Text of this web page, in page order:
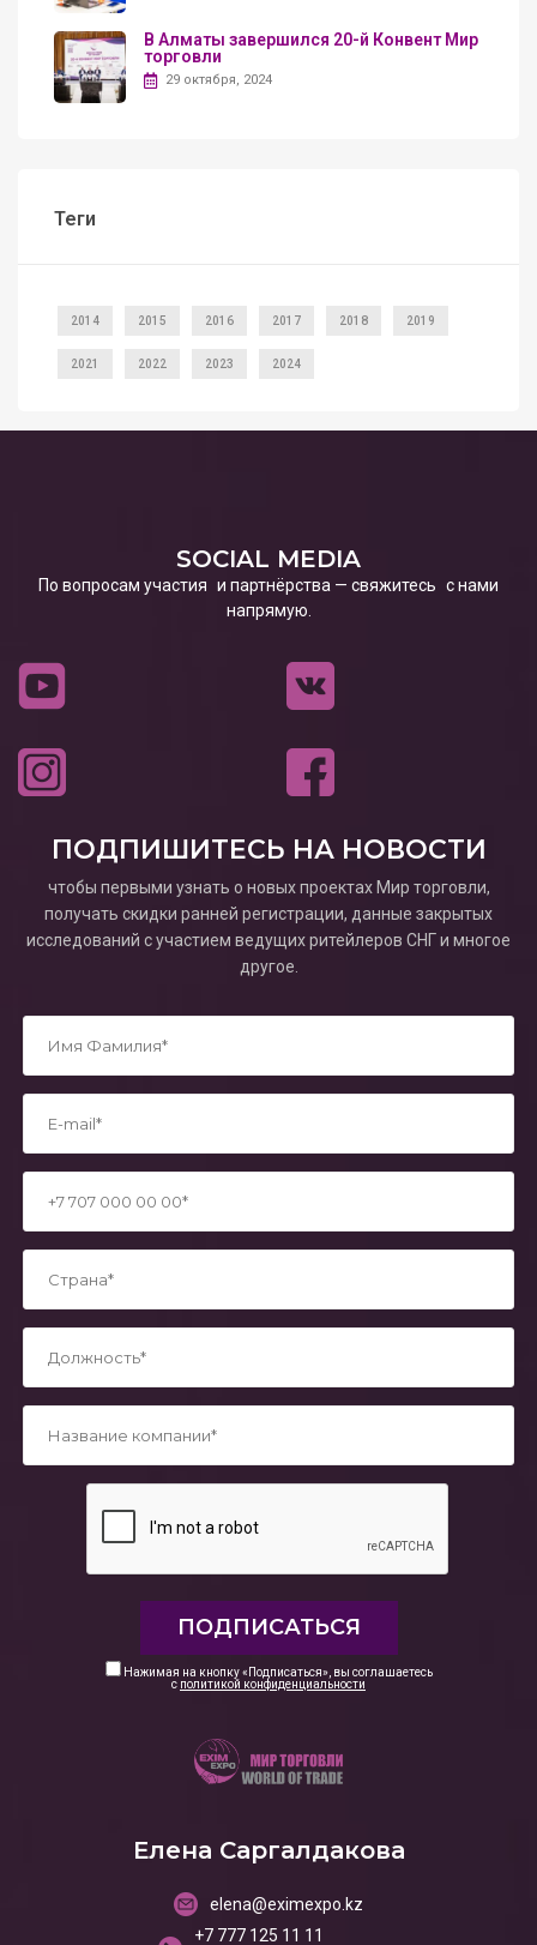
В Алматы завершился 20-й Конвент Мир
торговли
29 октября, 2024
Теги
2014 2015 2016 2017 2018 2019
2021 2022 2023 2024
SOCIAL MEDIA
По вопросам участия и партнёрства — свяжитесь с нами
напрямую.
ПОДПИШИТЕСЬ НА НОВОСТИ
чтобы первыми узнать о новых проектах Мир торговли,
получать скидки ранней регистрации, данные закрытых
исследований с участием ведущих ритейлеров СНГ и многое
другое.
Нажимая на кнопку «Подписаться», вы соглашаетесь
с политикой конфиденциальности
Елена Саргалдакова
elena@eximexpo.kz
+7 777 125 11 11